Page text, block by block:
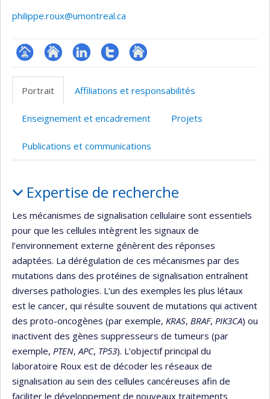
philippe.roux@umontreal.ca
Page Site
l’unité
recherche
LinkedInCompteAutre
web
Portrait Affiliations et responsabilités
Enseignement et encadrement Projets
Publications et communications
Expertise de recherche
Les mécanismes de signalisation cellulaire sont essentiels
pour que les cellules intègrent les signaux de
l’environnement externe génèrent des réponses
adaptées. La dérégulation de ces mécanismes par des
mutations dans des protéines de signalisation entraînent
diverses pathologies. L’un des exemples les plus létaux
est le cancer, qui résulte souvent de mutations qui activent
des proto-oncogènes (par exemple, KRAS, BRAF, PIK3CA) ou
inactivent des gènes suppresseurs de tumeurs (par
exemple, PTEN, APC, TP53). L’objectif principal du
laboratoire Roux est de décoder les réseaux de
signalisation au sein des cellules cancéreuses afin de
faciliter le développement de nouveaux traitements